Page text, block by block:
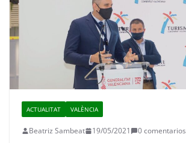
ACTUALITAT VALÈNCIA
Beatriz Sambeat 19/05/2021 0 comentarios